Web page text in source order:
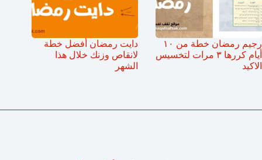
رجيم رمضان خطة من ١٠
أيام كررها ٣ مرات لتخسيس
الاكيد
دايت رمضان أفضل خطة
لانقاص وزنك خلال هذا
الشهر